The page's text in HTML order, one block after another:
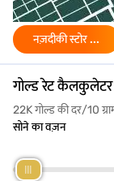
ढंकनल में सोने की कीमत
रहती हैं. इन्हें समझने से
कीमत को अधिक स्पष्ट
अंतरराष्ट्रीय सोने
अंतर्राष्ट्रीय
पड़ता है. वैश्विक
भारतीय रुपये की
होता है, तो
जाती है.
नज़दीकी स्टोर ...
गोल्ड रेट कैलकुलेटर
22K गोल्ड की दर/10
सोने का वज़न